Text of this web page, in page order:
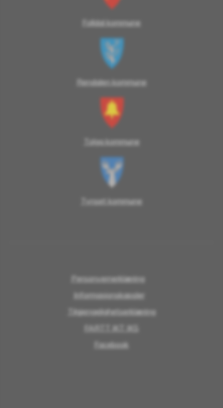
Folldal kommune
Rendalen kommune
Tolga kommune
Tynset kommune
Personvernerklæring
Informasjonskapsler
Tilgjengelighetserklæring
FARTT IKT IKS
Facebook